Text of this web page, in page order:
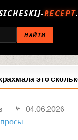
RECEPT
НАЙТИ
это
04.06.2026